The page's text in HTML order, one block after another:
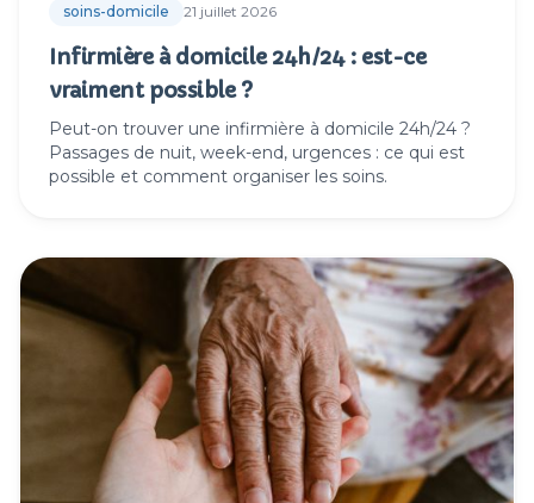
soins-domicile 21 juillet 2026
Infirmière à domicile 24h/24 : est-ce
vraiment possible ?
Peut-on trouver une infirmière à domicile 24h/24 ?
Passages de nuit, week-end, urgences : ce qui est
possible et comment organiser les soins.